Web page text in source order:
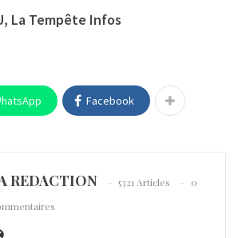
La Tempête Infos
Facebook
REDACTION 5321 Articles
0